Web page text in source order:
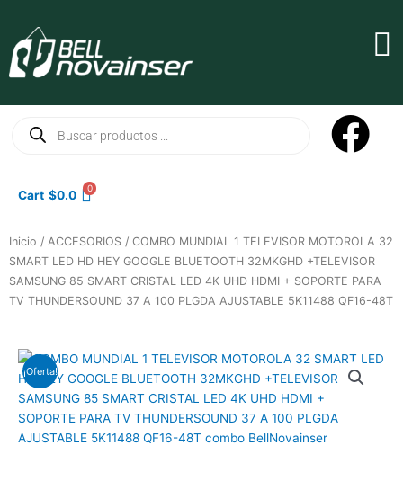
contenido
productos
Cart $0.0 0
Inicio / ACCESORIOS / COMBO MUNDIAL 1 TELEVISOR MOTOROLA 32
SMART LED HD HEY GOOGLE BLUETOOTH 32MKGHD +TELEVISOR
SAMSUNG 85 SMART CRISTAL LED 4K UHD HDMI + SOPORTE PARA
TV THUNDERSOUND 37 A 100 PLGDA AJUSTABLE 5K11488 QF16-48T
¡Oferta!